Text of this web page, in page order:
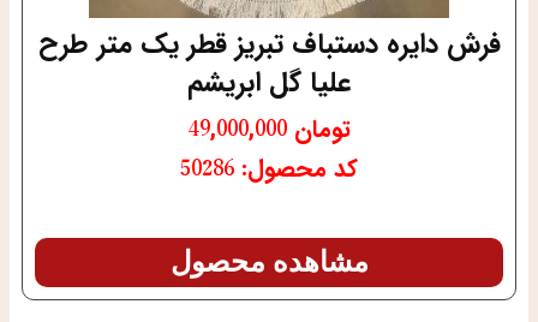
فرش دایره دستباف تبریز قطر یک متر طرح
علیا گل ابریشم
تومان 49,000,000
کد محصول: 50286
مشاهده محصول